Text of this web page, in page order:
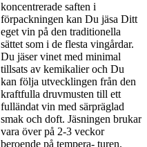
koncentrerade saften i
förpackningen kan Du jäsa Ditt
eget vin på den traditionella
sättet som i de flesta vingårdar.
Du jäser vinet med minimal
tillsats av kemikalier och Du
kan följa utvecklingen från den
kraftfulla druvmusten till ett
fulländat vin med särpräglad
smak och doft. Jäsningen brukar
vara över på 2-3 veckor
beroende på tempera- turen.